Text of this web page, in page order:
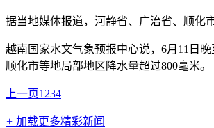
据当地媒体报道，河静省、广治省、顺化
越南国家水文气象预报中心说，6月11日
顺化市等地局部地区降水量超过800毫米。
上一页1 234
+ 加载更多精彩新闻